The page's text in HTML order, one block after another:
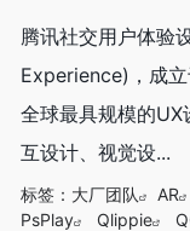
腾讯社交用户体验
Experience)，成立
全球最具规模的
互设计、视觉设...
标签： 大厂团队 AR
PsPlay
Qlippie